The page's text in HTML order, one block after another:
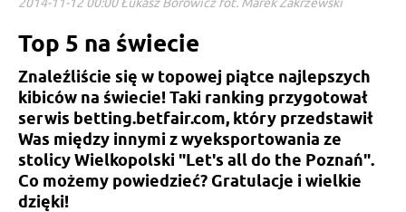
Top 5 na świecie
Znaleźliście się w topowej piątce najlepszych
kibiców na świecie! Taki ranking przygotował
serwis betting.betfair.com, który przedstawił
Was między innymi z wyeksportowania ze
stolicy Wielkopolski "Let's all do the Poznań".
Co możemy powiedzieć? Gratulacje i wielkie
dzięki!